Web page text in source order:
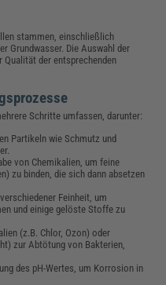
stammen, einschließlich
Grundwasser. Die Auswahl der
der entsprechenden
Schritte umfassen, darunter:
Partikeln wie Schmutz und
von Chemikalien, um feine
zu binden, die sich dann absetzen
Feinheit, um
und einige gelöste Stoffe zu
(z.B. Chlor, Ozon) oder
zur Abtötung von Bakterien,
des pH-Wertes, um Korrosion in